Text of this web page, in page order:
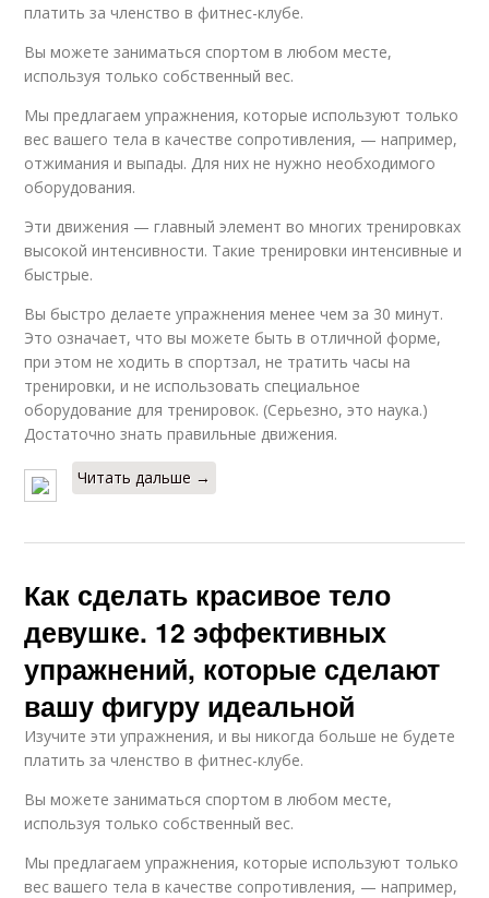
платить за членство в фитнес-клубе.
Вы можете заниматься спортом в любом месте,
используя только собственный вес.
Мы предлагаем упражнения, которые используют только
вес вашего тела в качестве сопротивления, — например,
отжимания и выпады. Для них не нужно необходимого
оборудования.
Эти движения — главный элемент во многих тренировках
высокой интенсивности. Такие тренировки интенсивные и
быстрые.
Вы быстро делаете упражнения менее чем за 30 минут.
Это означает, что вы можете быть в отличной форме,
при этом не ходить в спортзал, не тратить часы на
тренировки, и не использовать специальное
оборудование для тренировок. (Серьезно, это наука.)
Достаточно знать правильные движения.
Читать дальше →
Как сделать красивое тело
девушке. 12 эффективных
упражнений, которые сделают
вашу фигуру идеальной
Изучите эти упражнения, и вы никогда больше не будете
платить за членство в фитнес-клубе.
Вы можете заниматься спортом в любом месте,
используя только собственный вес.
Мы предлагаем упражнения, которые используют только
вес вашего тела в качестве сопротивления, — например,